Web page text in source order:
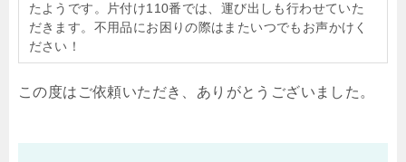
たようです。片付け110番では、運び出しも行わせていた
だきます。不用品にお困りの際はまたいつでもお声かけく
ださい！
この度はご依頼いただき、ありがとうございました。